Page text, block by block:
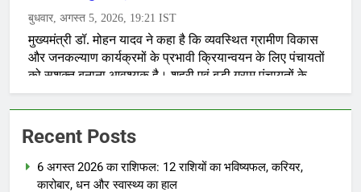
Recent Posts
6 अगस्त 2026 का राशिफल: 12 राशियों का भविष्यफल, करियर,
कारोबार, धन और स्वास्थ्य का हाल